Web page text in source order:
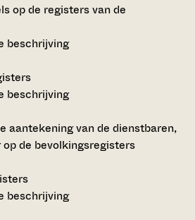
op de registers van de
beschrijving
beschrijving
aantekening van de dienstbaren,
de bevolkingsregisters
beschrijving